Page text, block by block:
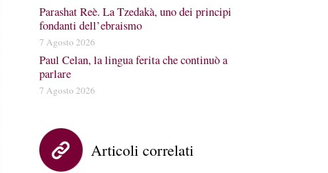
Parashat Reè. La Tzedakà, uno dei principi
fondanti dell’ebraismo
7 Agosto 2026
Paul Celan, la lingua ferita che continuò a
parlare
7 Agosto 2026
Articoli correlati